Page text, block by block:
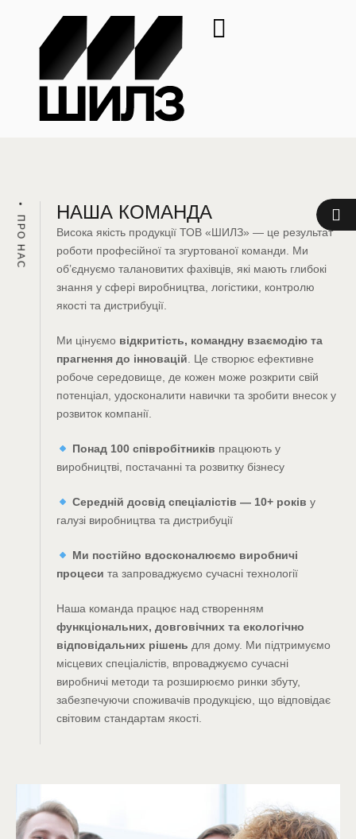
ПРО НАС
НАША КОМАНДА
Висока якість продукції ТОВ «ШИЛЗ» — це результат
роботи професійної та згуртованої команди. Ми
об’єднуємо талановитих фахівців, які мають глибокі
знання у сфері виробництва, логістики, контролю
якості та дистрибуції.
Ми цінуємо відкритість, командну взаємодію та
прагнення до інновацій. Це створює ефективне
робоче середовище, де кожен може розкрити свій
потенціал, удосконалити навички та зробити внесок у
розвиток компанії.
Понад 100 співробітників працюють у
виробництві, постачанні та розвитку бізнесу
Середній досвід спеціалістів — 10+ років у
галузі виробництва та дистрибуції
Ми постійно вдосконалюємо виробничі
процеси та запроваджуємо сучасні технології
Наша команда працює над створенням
функціональних, довговічних та екологічно
відповідальних рішень для дому. Ми підтримуємо
місцевих спеціалістів, впроваджуємо сучасні
виробничі методи та розширюємо ринки збуту,
забезпечуючи споживачів продукцією, що відповідає
світовим стандартам якості.